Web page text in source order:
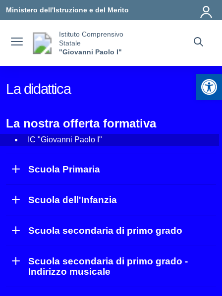
Ministero dell'Istruzione e del Merito
Istituto Comprensivo
Statale
"Giovanni Paolo I"
La didattica
La nostra offerta formativa
IC "Giovanni Paolo I"
Scuola Primaria
Scuola dell'Infanzia
Scuola secondaria di primo grado
Scuola secondaria di primo grado -
Indirizzo musicale